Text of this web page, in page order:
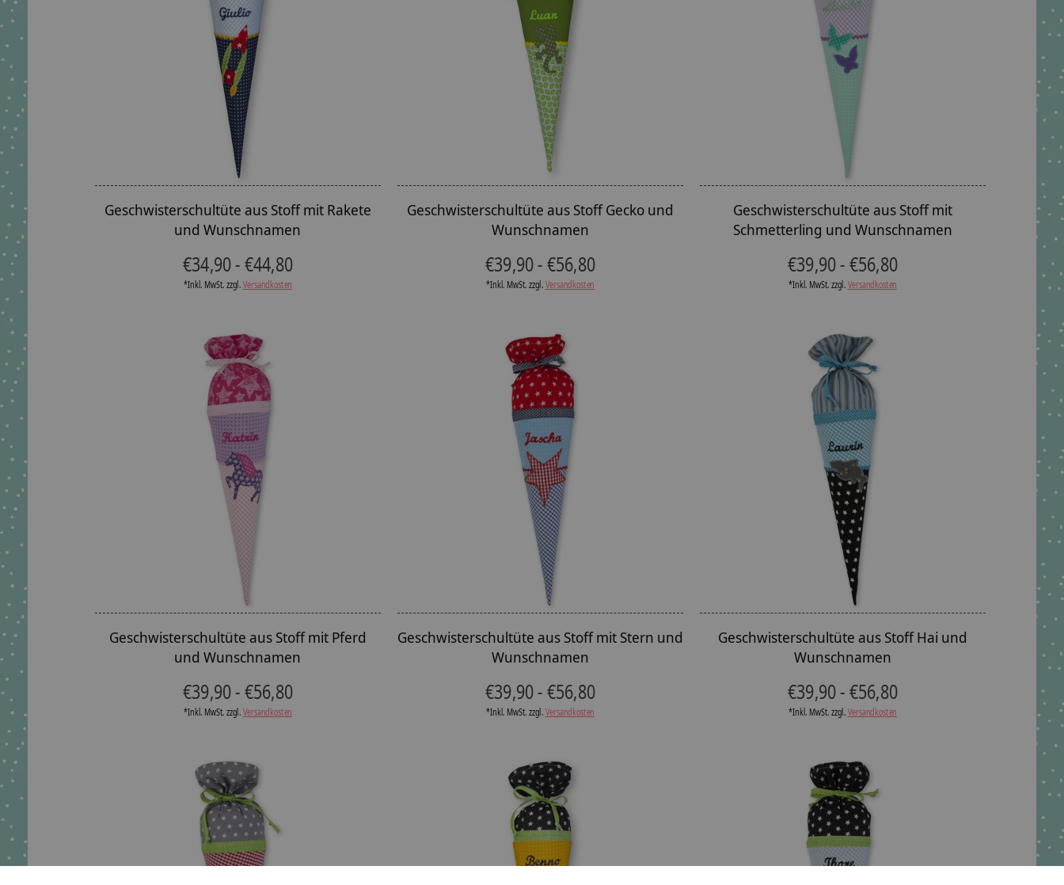
Geschwisterschultüte aus Stoff mit Rakete
und Wunschnamen
€34,90 - €44,80
*Inkl. MwSt. zzgl.Versandkosten
Geschwisterschultüte aus Stoff Gecko und
Wunschnamen
€39,90 - €56,80
*Inkl. MwSt. zzgl.Versandkosten
Geschwisterschultüte aus Stoff mit
Schmetterling und Wunschnamen
€39,90 - €56,80
*Inkl. MwSt. zzgl.Versandkosten
Geschwisterschultüte aus Stoff mit Pferd
und Wunschnamen
€39,90 - €56,80
*Inkl. MwSt. zzgl.Versandkosten
Geschwisterschultüte aus Stoff mit Stern und
Wunschnamen
€39,90 - €56,80
*Inkl. MwSt. zzgl.Versandkosten
Geschwisterschultüte aus Stoff Hai und
Wunschnamen
€39,90 - €56,80
*Inkl. MwSt. zzgl.Versandkosten